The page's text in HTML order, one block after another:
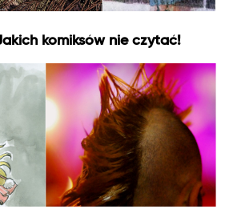
komiksów nie czytać!